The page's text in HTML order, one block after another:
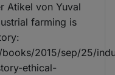
Atikel von Yuval
farming is
2015/sep/25/
ethical-